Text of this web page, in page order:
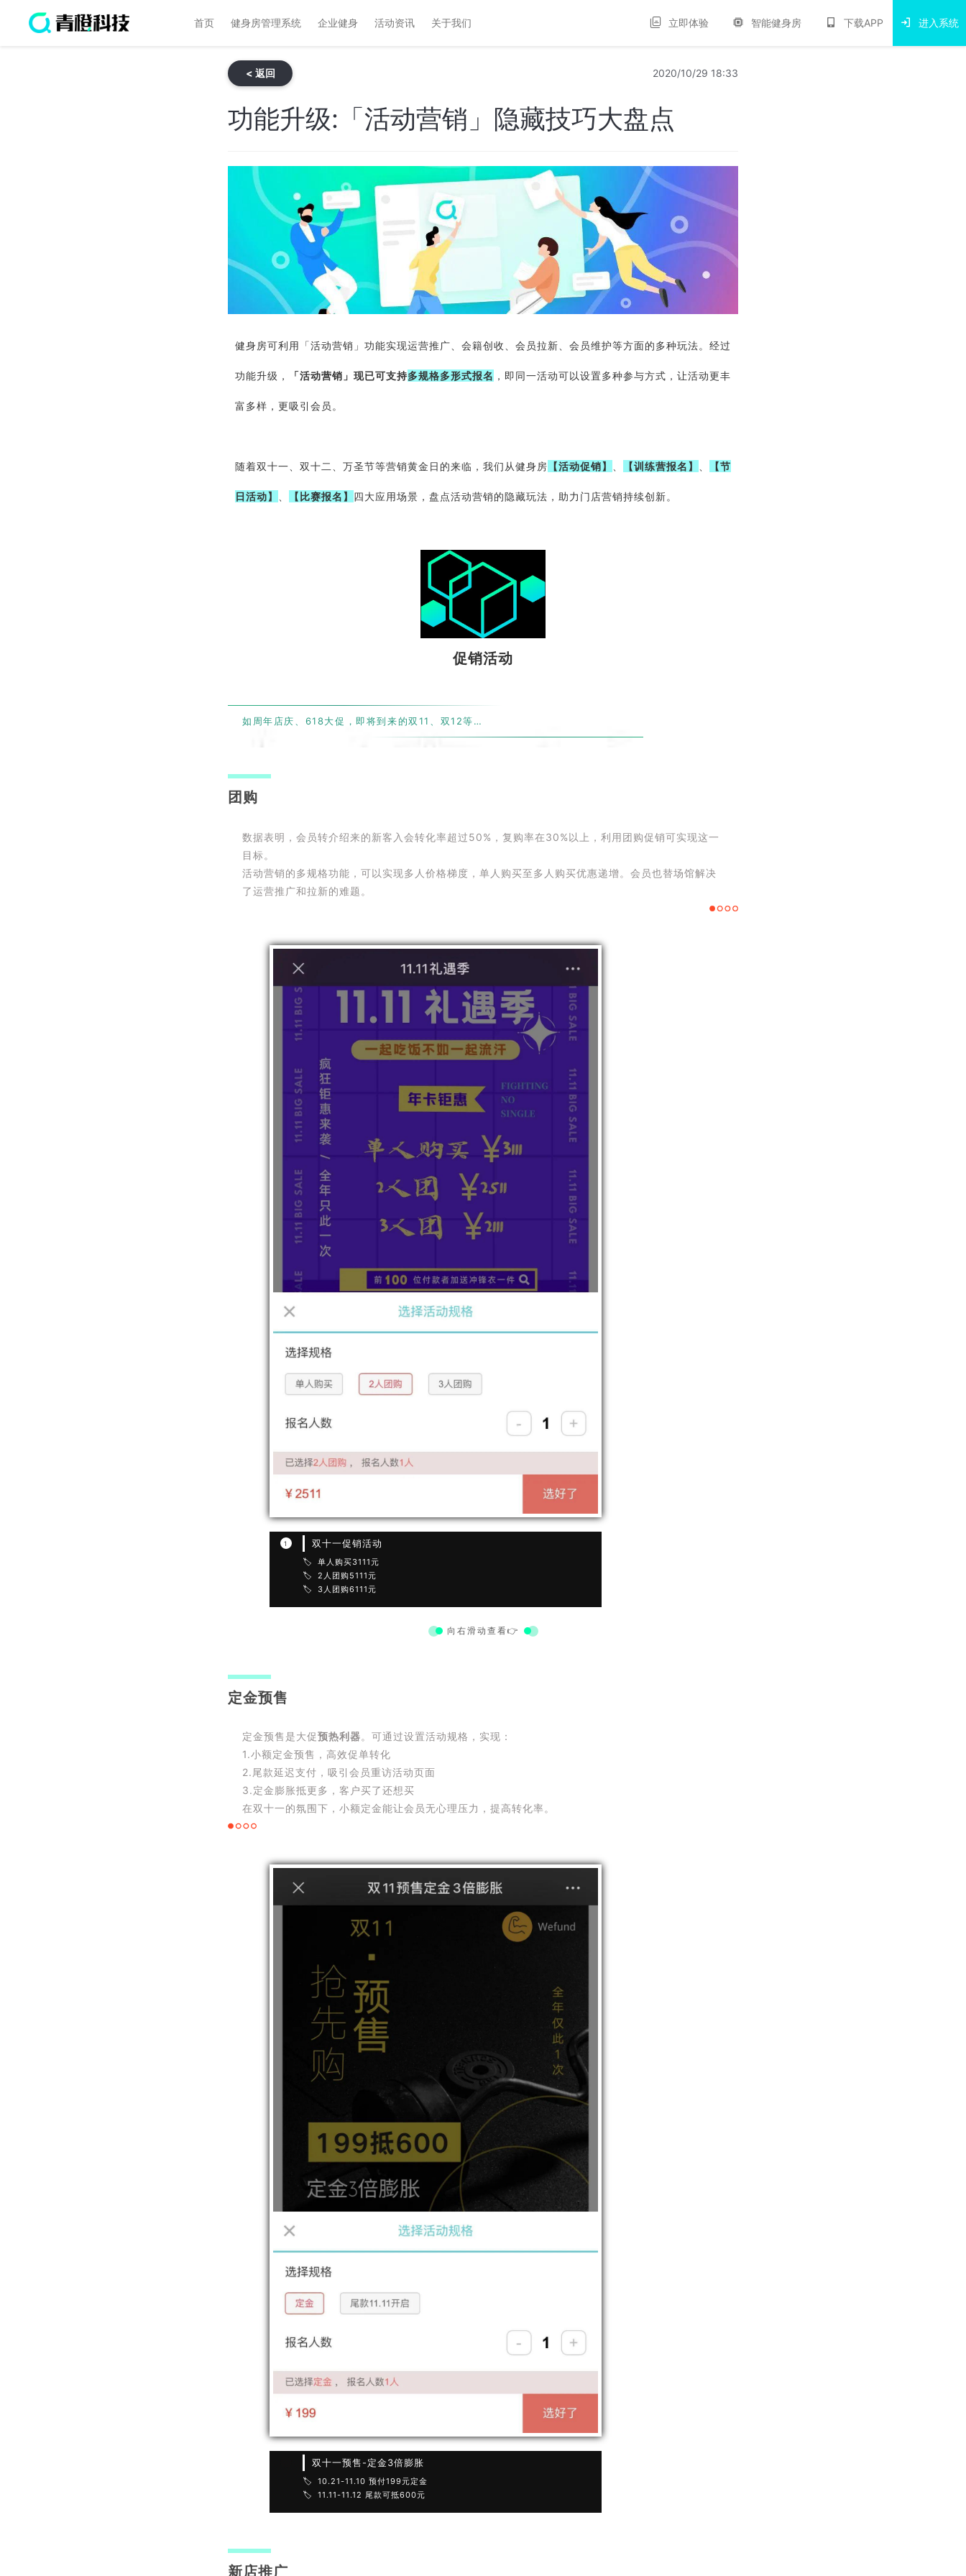
首页 健身房管理系统 企业健身 活动资讯 关于我们 立即体验 智能健身房 下载APP 进入系统
< 返回 2020/10/29 18:33
功能升级:「活动营销」隐藏技巧大盘点
健身房可利用「活动营销」功能实现运营推广、会籍创收、会员拉新、会员维护等方面的多种玩法。经过
功能升级， 「活动营销」现已可支持多规格多形式报名 ，即同一活动可以设置多种参与方式，让活动更丰
富多样，更吸引会员。
随着双十一、双十二、万圣节等营销黄金日的来临，我们从健身房 【活动促销】 、 【训练营报名】 、 【节
日活动】 、 【比赛报名】 四大应用场景，盘点活动营销的隐藏玩法，助力门店营销持续创新。
促销活动
如周年店庆、618大促，即将到来的双11、双12等…
团购
数据表明，会员转介绍来的新客入会转化率超过50%，复购率在30%以上，利用团购促销可实现这一
目标。
活动营销的多规格功能，可以实现多人价格梯度，单人购买至多人购买优惠递增。会员也替场馆解决
了运营推广和拉新的难题。
1 双十一促销活动
🏷️ 单人购买3111元
🏷️ 2人团购5111元
🏷️ 3人团购6111元
向右滑动查看👉
定金预售
定金预售是大促预热利器。可通过设置活动规格，实现：
1.小额定金预售，高效促单转化
2.尾款延迟支付，吸引会员重访活动页面
3.定金膨胀抵更多，客户买了还想买
在双十一的氛围下，小额定金能让会员无心理压力，提高转化率。
双十一预售-定金3倍膨胀
🏷️ 10.21-11.10 预付199元定金
🏷️ 11.11-11.12 尾款可抵600元
新店推广